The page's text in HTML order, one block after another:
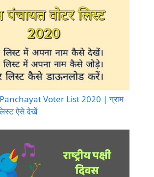
Voter List 2020 | ग्राम
ऐसे देखें